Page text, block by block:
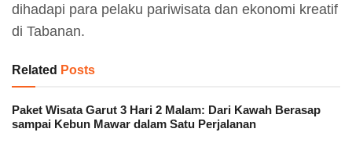
dihadapi para pelaku pariwisata dan ekonomi kreatif
di Tabanan.
Related Posts
Paket Wisata Garut 3 Hari 2 Malam: Dari Kawah Berasap
sampai Kebun Mawar dalam Satu Perjalanan